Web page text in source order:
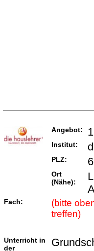
Angebot:
Institut:
PLZ:
Ort
(Nähe):
Fach:
(bitte
treffen)
Unterricht in
der